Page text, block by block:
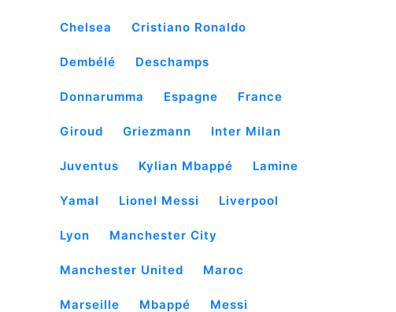
Chelsea Cristiano Ronaldo
Dembélé Deschamps
Donnarumma Espagne France
Giroud Griezmann Inter Milan
Juventus Kylian Mbappé Lamine
Yamal Lionel Messi Liverpool
Lyon Manchester City
Manchester United Maroc
Marseille Mbappé Messi